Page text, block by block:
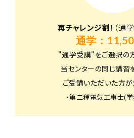
再チャレンジ割！ （通
通学：
"通学受講"をご選択の
当センターの同じ講
ご受講いただいた方が
・第二種電気工事士(学